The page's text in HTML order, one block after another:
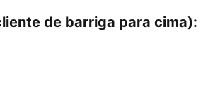
de barriga para cima):